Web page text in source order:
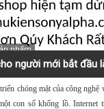
phẩm
người mới bắt đầu
chóng mặt của công
con số khổng lồ. Internet